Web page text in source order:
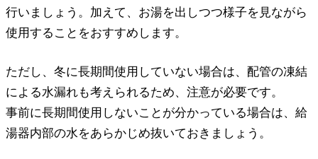
行いましょう。加えて、お湯を出しつつ様子を見ながら
使用することをおすすめします。
ただし、冬に長期間使用していない場合は、配管の凍結
による水漏れも考えられるため、注意が必要です。
事前に長期間使用しないことが分かっている場合は、給
湯器内部の水をあらかじめ抜いておきましょう。